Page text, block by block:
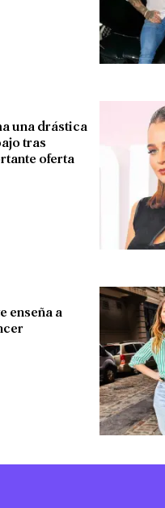
una drástica
tras
oferta
enseña a